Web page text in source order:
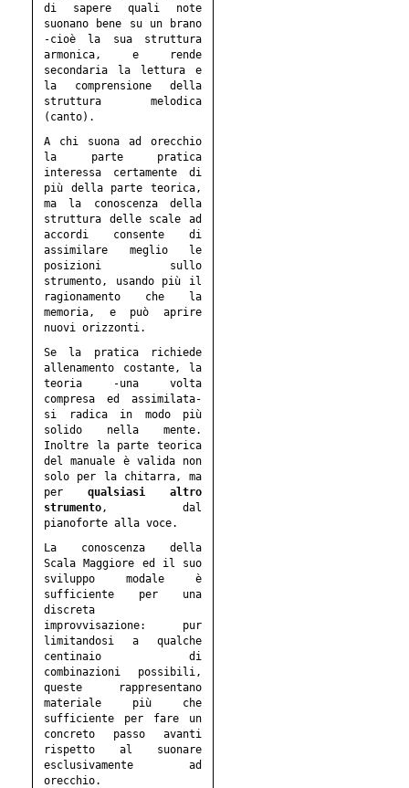
di sapere quali note
suonano bene su un brano
-cioè la sua struttura
armonica, e rende
secondaria la lettura e
la comprensione della
struttura melodica
(canto).
A chi suona ad orecchio
la parte pratica
interessa certamente di
più della parte teorica,
ma la conoscenza della
struttura delle scale ad
accordi consente di
assimilare meglio le
posizioni sullo
strumento, usando più il
ragionamento che la
memoria, e può aprire
nuovi orizzonti.
Se la pratica richiede
allenamento costante, la
teoria -una volta
compresa ed assimilata-
si radica in modo più
solido nella mente.
Inoltre la parte teorica
del manuale è valida non
solo per la chitarra, ma
per qualsiasi altro
strumento, dal
pianoforte alla voce.
La conoscenza della
Scala Maggiore ed il suo
sviluppo modale è
sufficiente per una
discreta
improvvisazione: pur
limitandosi a qualche
centinaio di
combinazioni possibili,
queste rappresentano
materiale più che
sufficiente per fare un
concreto passo avanti
rispetto al suonare
esclusivamente ad
orecchio.